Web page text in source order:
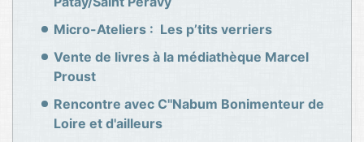
Micro-Ateliers : Les p’tits verriers
Vente de livres à la médiathèque Marcel
Proust
Rencontre avec C''Nabum Bonimenteur de
Loire et d'ailleurs